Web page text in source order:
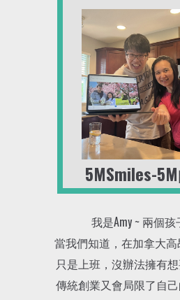
我是Amy ~ 兩個
當我們知道，在加拿大
只是上班，沒辦法擁有
傳統創業又會局限了自己
5MSmiles-